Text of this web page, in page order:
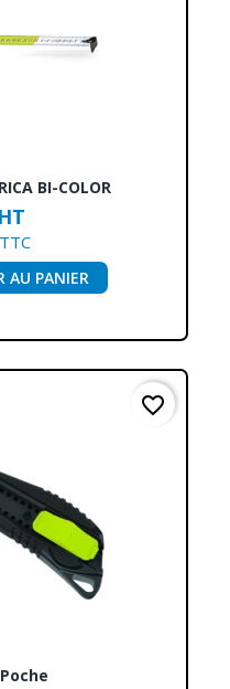
BI-COLOR
AU PANIER
favorite_border